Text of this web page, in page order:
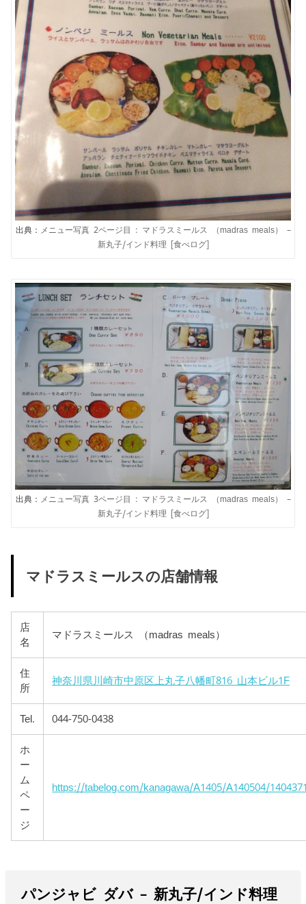
出典： メニュー写真 2ページ目 : マドラスミールス （madras meals） –
新丸子/インド料理 [食べログ]
出典： メニュー写真 3ページ目 : マドラスミールス （madras meals） –
新丸子/インド料理 [食べログ]
マドラスミールスの店舗情報
店
名
マドラスミールス （madras meals）
住
所
神奈川県川崎市中原区上丸子八幡町816 山本ビル1F
Tel. 044-750-0438
ホ
ー
ム
ペ
ー
ジ
https://tabelog.com/kanagawa/A1405/A140504/
パンジャビ ダバ – 新丸子/インド料理